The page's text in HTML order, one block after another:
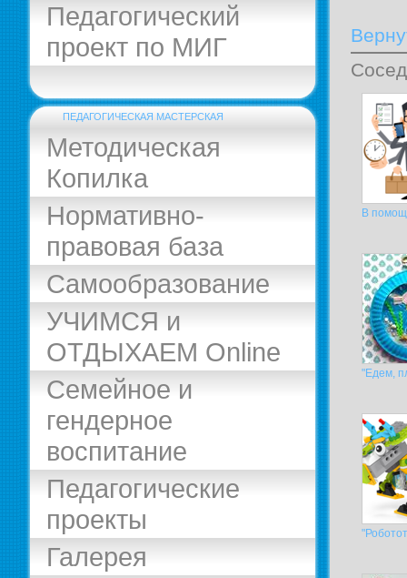
Педагогический
проект по МИГ
ПЕДАГОГИЧЕСКАЯ МАСТЕРСКАЯ
Методическая
Копилка
Нормативно-
правовая база
Самообразование
УЧИМСЯ и
ОТДЫХАЕМ Online
Семейное и
гендерное
воспитание
Педагогические
проекты
Галерея
В
"Едем,